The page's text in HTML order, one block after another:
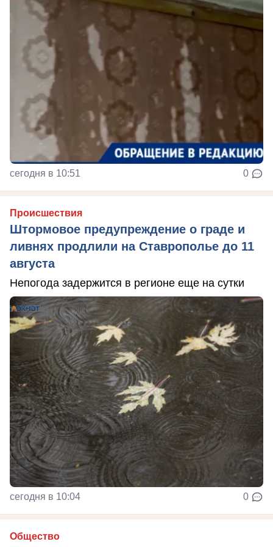
сегодня в 10:51 0
Происшествия
Штормовое предупреждение о граде и
ливнях продлили на Ставрополье до 11
августа
Непогода задержится в регионе еще на сутки
сегодня в 10:04 0
Общество